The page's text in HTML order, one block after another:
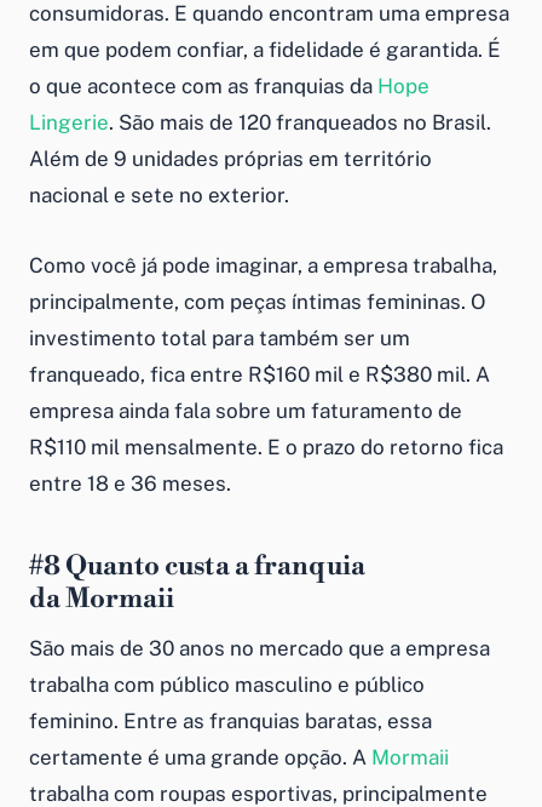
consumidoras. E quando encontram uma empresa
em que podem confiar, a fidelidade é garantida. É
o que acontece com as franquias da Hope
Lingerie. São mais de 120 franqueados no Brasil.
Além de 9 unidades próprias em território
nacional e sete no exterior.
Como você já pode imaginar, a empresa trabalha,
principalmente, com peças íntimas femininas. O
investimento total para também ser um
franqueado, fica entre R$160 mil e R$380 mil. A
empresa ainda fala sobre um faturamento de
R$110 mil mensalmente. E o prazo do retorno fica
entre 18 e 36 meses.
#8Quanto custa a franquia
daMormaii
São mais de 30 anos no mercado que a empresa
trabalha com público masculino e público
feminino. Entre as franquias baratas, essa
certamente é uma grande opção. A Mormaii
trabalha com roupas esportivas, principalmente